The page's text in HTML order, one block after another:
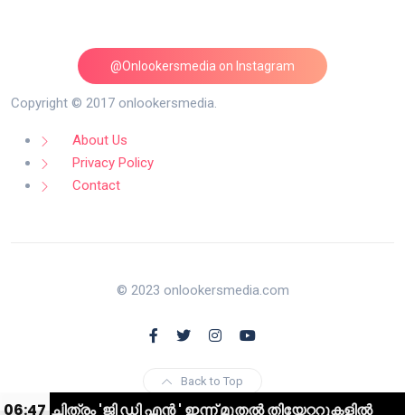
@Onlookersmedia on Instagram
Follow on Instagram
Copyright © 2017 onlookersmedia.
About Us
Privacy Policy
Contact
© 2023 onlookersmedia.com
Back to Top
'ജി ഡി എൻ ' ഇന്ന് മുതൽ തിയേറ്ററുകളിൽ
06:47